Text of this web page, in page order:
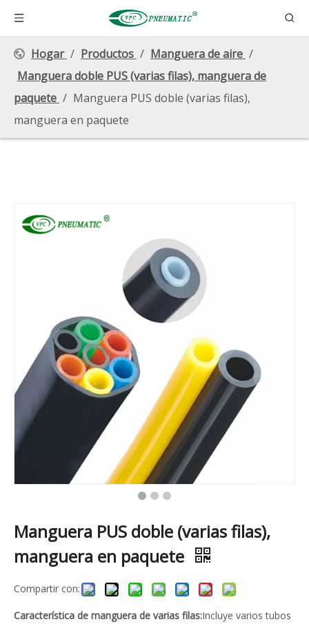
Hogar / Productos / Manguera de aire /
Manguera doble PUS (varias filas), manguera de
paquete / Manguera PUS doble (varias filas),
manguera en paquete
Manguera PUS doble (varias filas),
manguera en paquete
Compartir con:
Característica de manguera de varias filas:Incluye varios tubos